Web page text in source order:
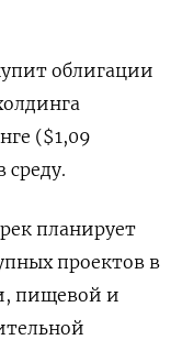
облигации
($1,09
планирует
проектов в
пищевой и